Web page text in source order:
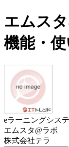
エムス
機能・
eラーニングシス
エムスタ@ラボ
株式会社テラ